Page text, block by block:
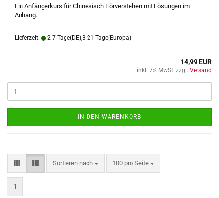
Ein Anfängerkurs für Chinesisch Hörverstehen mit Lösungen im
Anhang.
Lieferzeit: 2-7 Tage(DE),3-21 Tage(Europa)
14,99 EUR
inkl. 7% MwSt. zzgl. Versand
IN DEN WARENKORB
Sortieren nach
Sortieren nach 100 pro Seite
pro Seite
1